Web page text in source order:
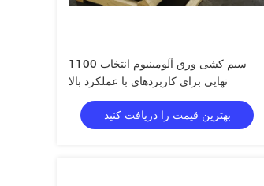
1100 سیم کشی ورق آلومینیوم انتخاب
نهایی برای کاربردهای با عملکرد بالا
بهترین قیمت را دریافت کنید